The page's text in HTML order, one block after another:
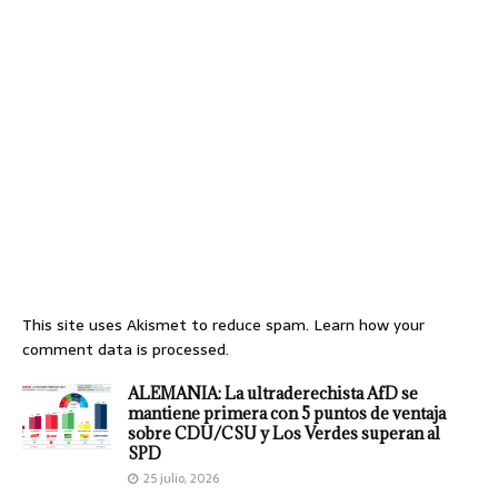
This site uses Akismet to reduce spam. Learn how your
comment data is processed.
ALEMANIA: La ultraderechista AfD se
mantiene primera con 5 puntos de ventaja
sobre CDU/CSU y Los Verdes superan al
SPD
25 julio, 2026